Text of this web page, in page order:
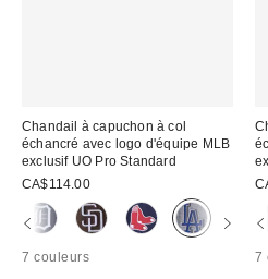
Chandail à capuchon à col
échancré avec logo d'équipe MLB
exclusif UO Pro Standard
CA$114.00
7 couleurs 7